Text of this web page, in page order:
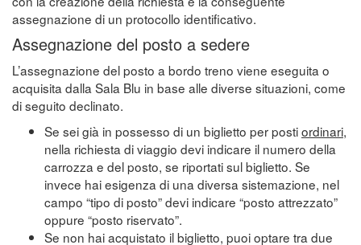
assegnazione di un protocollo identificativo.
Assegnazione del posto a sedere
L’assegnazione del posto a bordo treno viene eseguita o
acquisita dalla Sala Blu in base alle diverse situazioni, come
di seguito declinato.
Se sei già in possesso di un biglietto per postiordinari,
nella richiesta di viaggio devi indicare il numero della
carrozza e del posto, se riportati sul biglietto. Se
invece hai esigenza di una diversa sistemazione, nel
campo “tipo di posto” devi indicare “posto attrezzato”
oppure “posto riservato”.
Se non hai acquistato il biglietto, puoi optare tra due